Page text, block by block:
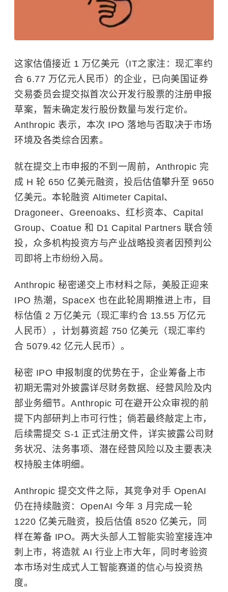
这家估值接近 1 万亿美元（IT之家注：现汇率约
合 6.77 万亿元人民币）的企业，已向美国证券
交易委员会提交拟首次公开发行股票的注册申报
草案，暂未确定发行股份数量与发行定价。
Anthropic 表示，本次 IPO 落地与否取决于市场
环境及各类综合因素。
就在提交上市申报的不到一周前，Anthropic 完
成 H 轮 650 亿美元融资，投后估值攀升至 9650
亿美元。本轮融资 Altimeter Capital、
Dragoneer、Greenoaks、红杉资本、Capital
Group、Coatue 和 D1 Capital Partners 联合领
投，众多机构投资方与产业战略投资者因预判公
司即将上市纷纷入局。
Anthropic 秘密递交上市材料之际，美股正迎来
IPO 热潮，SpaceX 也在此轮周期推进上市，目
标估值 2 万亿美元（现汇率约合 13.55 万亿元
人民币），计划募资超 750 亿美元（现汇率约
合 5079.42 亿元人民币）。
秘密 IPO 申报制度的优势在于，企业筹备上市
初期无需对外披露详尽财务数据、经营风险及内
部业务细节。Anthropic 可在避开公众审视的前
提下内部研判上市可行性；倘若最终敲定上市，
后续需提交 S-1 正式注册文件，详实披露公司财
务状况、法务事项、潜在经营风险以及主要表决
权持股主体明细。
Anthropic 提交文件之际，其竞争对手 OpenAI
仍在持续融资：OpenAI 今年 3 月完成一轮
1220 亿美元融资，投后估值 8520 亿美元，同
样在筹备 IPO。两大头部人工智能实验室接连冲
刺上市，将造就 AI 行业上市大年，同时考验资
本市场对生成式人工智能赛道的信心与投资热
度。